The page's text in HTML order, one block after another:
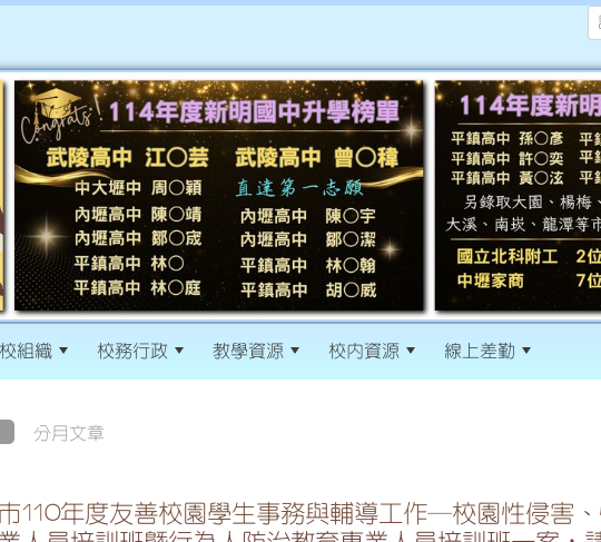
組織 校務行政 教學資源 校內資源 線上差勤
分月文章
110年度友善校園學生事務與輔導工作─校園性侵害